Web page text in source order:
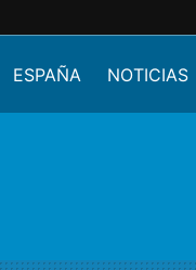
ESPAÑA NOTICIAS